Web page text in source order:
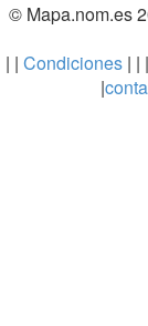
© Mapa.nom.es
| | Condiciones| | |
|